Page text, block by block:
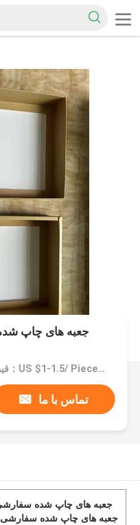
جعبه های چاپ
قیمت：US $1-1.5/ Piece / Negotiate
تماس با ما
جعبه های چاپ شده
جعبه های چاپ شده سفارشی